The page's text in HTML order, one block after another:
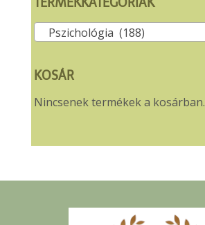
Pszichológia (188)
KOSÁR
Nincsenek termékek a kosárban.